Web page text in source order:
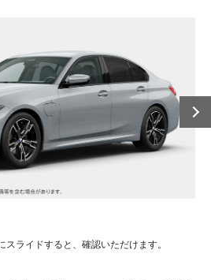
ライドすると、確認いただけます。